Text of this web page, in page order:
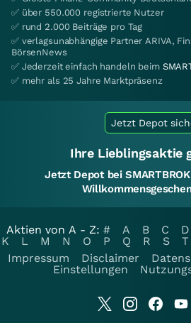
✅ über 550.000 registrierte Nutzer
✅ rund 2.000 Beiträge pro Tag
✅ verlagsunabhängige Partner ARIVA,
BörsenNews
✅ Jederzeit einfach handeln beim
✅ mehr als 25 Jahre Marktpräsenz
Jetzt Depot
Ihre Lieblingsaktie
Jetzt Depot bei
Aktien von A - Z: # A B C D
K
L M N O P Q R S T
Impressum
Disclaimer
Einstellungen